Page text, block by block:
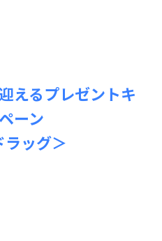
えるプレゼントキ
ーン
ラッグ＞